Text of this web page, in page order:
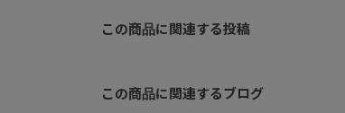
この商品に関連する投稿
この商品に関連するブログ